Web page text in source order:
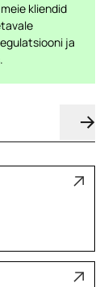
kliendid
ja